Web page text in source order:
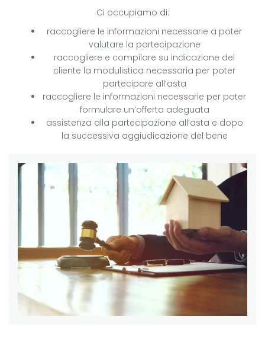
Ci occupiamo di:
raccogliere le informazioni necessarie a poter
valutare la partecipazione
raccogliere e compilare su indicazione del
cliente la modulistica necessaria per poter
partecipare all’asta
raccogliere le informazioni necessarie per poter
formulare un’offerta adeguata
assistenza alla partecipazione all’asta e dopo
la successiva aggiudicazione del bene